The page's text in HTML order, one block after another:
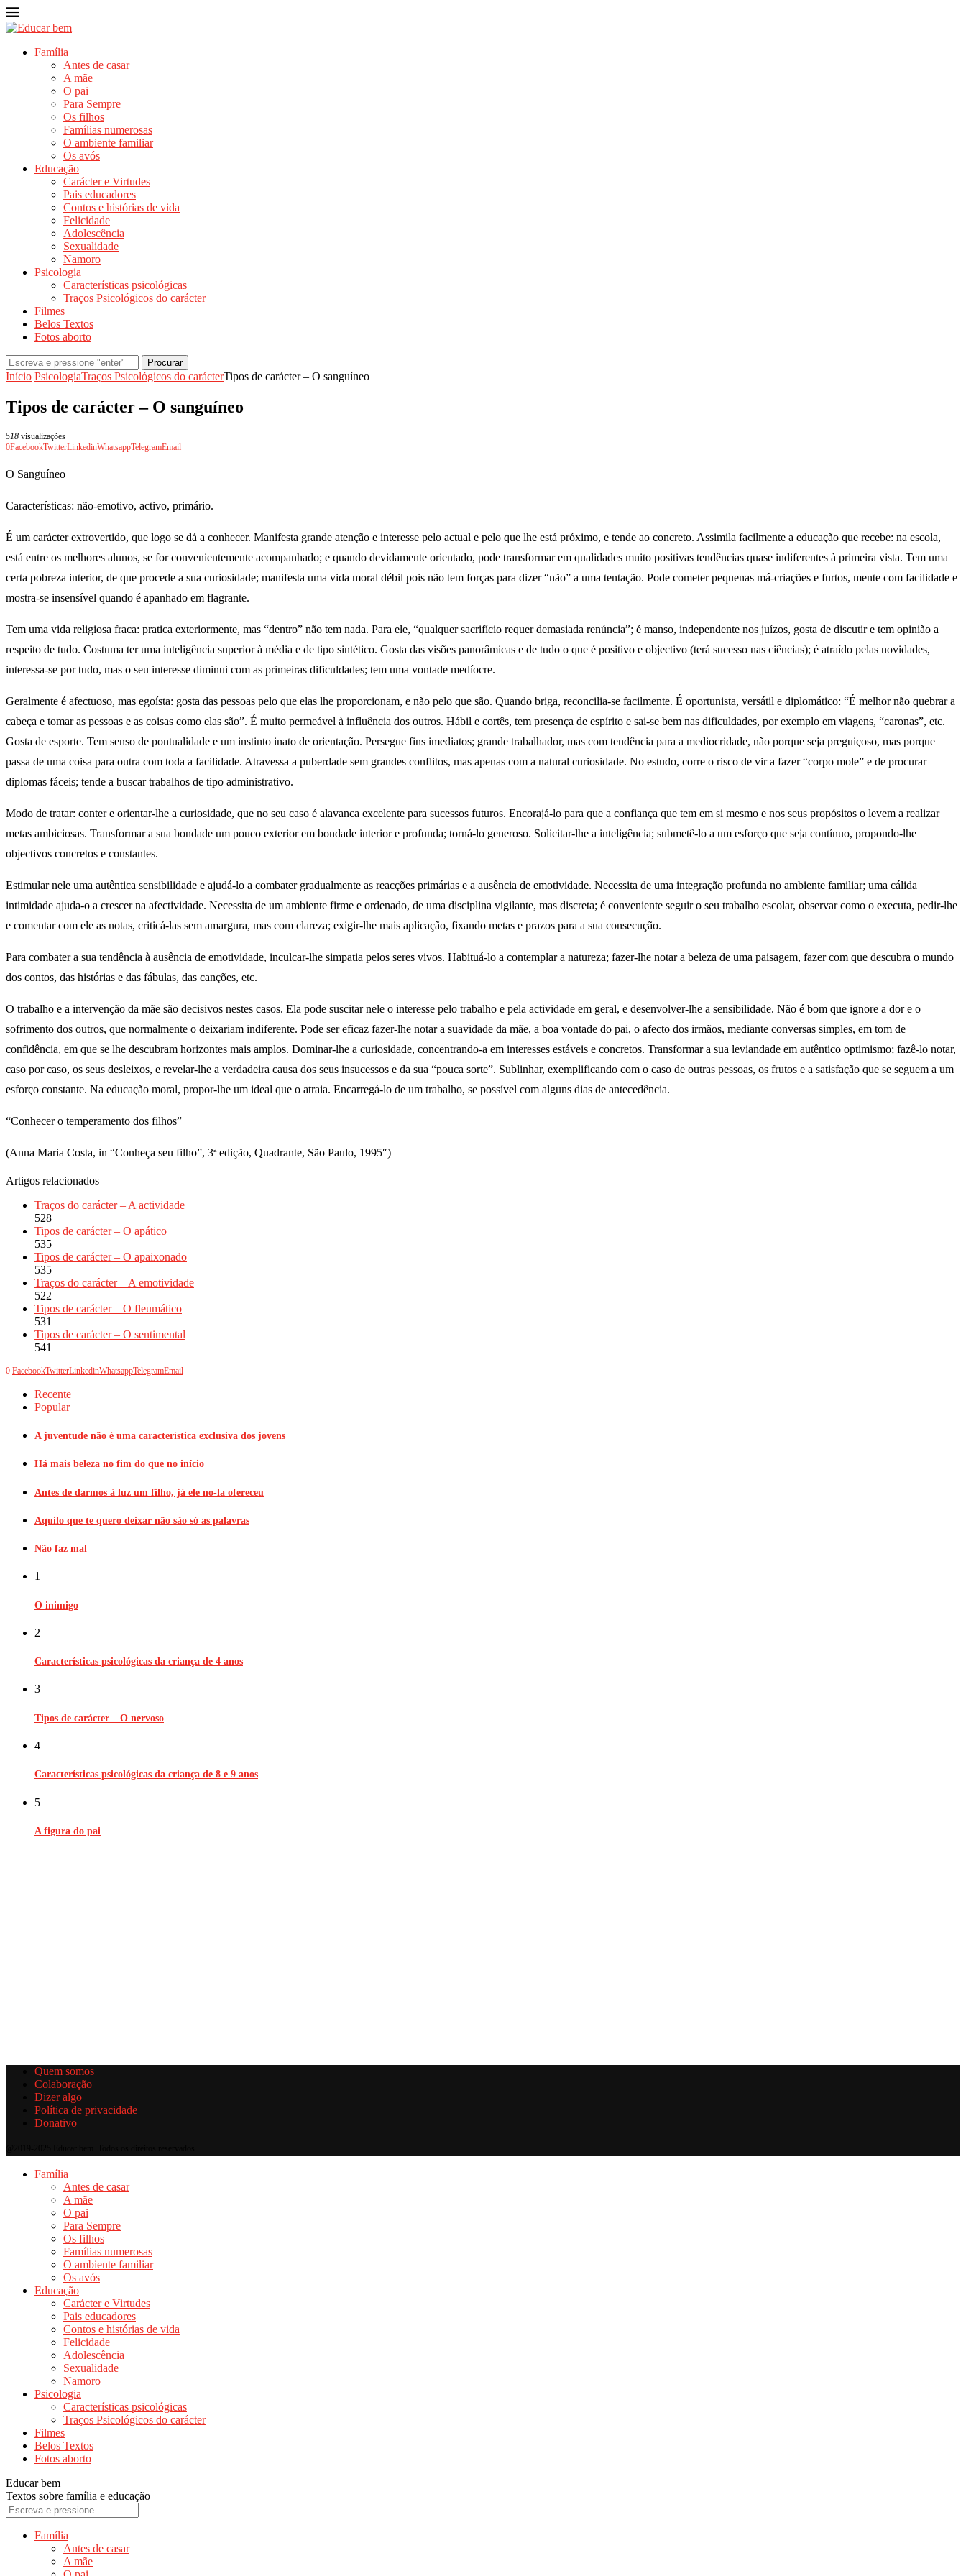
Família
Antes de casar
A mãe
O pai
Para Sempre
Os filhos
Famílias numerosas
O ambiente familiar
Os avós
Educação
Carácter e Virtudes
Pais educadores
Contos e histórias de vida
Felicidade
Adolescência
Sexualidade
Namoro
Psicologia
Características psicológicas
Traços Psicológicos do carácter
Filmes
Belos Textos
Fotos aborto
Procurar
Início PsicologiaTraços Psicológicos do carácterTipos de carácter – O sanguíneo
Tipos de carácter – O sanguíneo
518 visualizações
0FacebookTwitterLinkedinWhatsappTelegramEmail
O Sanguíneo
Características: não-emotivo, activo, primário.
É um carácter extrovertido, que logo se dá a conhecer. Manifesta grande atenção e interesse pelo actual e pelo que lhe está próximo, e tende ao concreto. Assimila facilmente a educação que recebe: na escola,
está entre os melhores alunos, se for convenientemente acompanhado; e quando devidamente orientado, pode transformar em qualidades muito positivas tendências quase indiferentes à primeira vista. Tem uma
certa pobreza interior, de que procede a sua curiosidade; manifesta uma vida moral débil pois não tem forças para dizer “não” a uma tentação. Pode cometer pequenas má-criações e furtos, mente com facilidade e
mostra-se insensível quando é apanhado em flagrante.
Tem uma vida religiosa fraca: pratica exteriormente, mas “dentro” não tem nada. Para ele, “qualquer sacrifício requer demasiada renúncia”; é manso, independente nos juízos, gosta de discutir e tem opinião a
respeito de tudo. Costuma ter uma inteligência superior à média e de tipo sintético. Gosta das visões panorâmicas e de tudo o que é positivo e objectivo (terá sucesso nas ciências); é atraído pelas novidades,
interessa-se por tudo, mas o seu interesse diminui com as primeiras dificuldades; tem uma vontade medíocre.
Geralmente é afectuoso, mas egoísta: gosta das pessoas pelo que elas lhe proporcionam, e não pelo que são. Quando briga, reconcilia-se facilmente. É oportunista, versátil e diplomático: “É melhor não quebrar a
cabeça e tomar as pessoas e as coisas como elas são”. É muito permeável à influência dos outros. Hábil e cortês, tem presença de espírito e sai-se bem nas dificuldades, por exemplo em viagens, “caronas”, etc.
Gosta de esporte. Tem senso de pontualidade e um instinto inato de orientação. Persegue fins imediatos; grande trabalhador, mas com tendência para a mediocridade, não porque seja preguiçoso, mas porque
passa de uma coisa para outra com toda a facilidade. Atravessa a puberdade sem grandes conflitos, mas apenas com a natural curiosidade. No estudo, corre o risco de vir a fazer “corpo mole” e de procurar
diplomas fáceis; tende a buscar trabalhos de tipo administrativo.
Modo de tratar: conter e orientar-lhe a curiosidade, que no seu caso é alavanca excelente para sucessos futuros. Encorajá-lo para que a confiança que tem em si mesmo e nos seus propósitos o levem a realizar
metas ambiciosas. Transformar a sua bondade um pouco exterior em bondade interior e profunda; torná-lo generoso. Solicitar-lhe a inteligência; submetê-lo a um esforço que seja contínuo, propondo-lhe
objectivos concretos e constantes.
Estimular nele uma autêntica sensibilidade e ajudá-lo a combater gradualmente as reacções primárias e a ausência de emotividade. Necessita de uma integração profunda no ambiente familiar; uma cálida
intimidade ajuda-o a crescer na afectividade. Necessita de um ambiente firme e ordenado, de uma disciplina vigilante, mas discreta; é conveniente seguir o seu trabalho escolar, observar como o executa, pedir-lhe
e comentar com ele as notas, criticá-las sem amargura, mas com clareza; exigir-lhe mais aplicação, fixando metas e prazos para a sua consecução.
Para combater a sua tendência à ausência de emotividade, inculcar-lhe simpatia pelos seres vivos. Habituá-lo a contemplar a natureza; fazer-lhe notar a beleza de uma paisagem, fazer com que descubra o mundo
dos contos, das histórias e das fábulas, das canções, etc.
O trabalho e a intervenção da mãe são decisivos nestes casos. Ela pode suscitar nele o interesse pelo trabalho e pela actividade em geral, e desenvolver-lhe a sensibilidade. Não é bom que ignore a dor e o
sofrimento dos outros, que normalmente o deixariam indiferente. Pode ser eficaz fazer-lhe notar a suavidade da mãe, a boa vontade do pai, o afecto dos irmãos, mediante conversas simples, em tom de
confidência, em que se lhe descubram horizontes mais amplos. Dominar-lhe a curiosidade, concentrando-a em interesses estáveis e concretos. Transformar a sua leviandade em autêntico optimismo; fazê-lo notar,
caso por caso, os seus desleixos, e revelar-lhe a verdadeira causa dos seus insucessos e da sua “pouca sorte”. Sublinhar, exemplificando com o caso de outras pessoas, os frutos e a satisfação que se seguem a um
esforço constante. Na educação moral, propor-lhe um ideal que o atraia. Encarregá-lo de um trabalho, se possível com alguns dias de antecedência.
“Conhecer o temperamento dos filhos”
(Anna Maria Costa, in “Conheça seu filho”, 3ª edição, Quadrante, São Paulo, 1995″)
Artigos relacionados
Traços do carácter – A actividade
528
Tipos de carácter – O apático
535
Tipos de carácter – O apaixonado
535
Traços do carácter – A emotividade
522
Tipos de carácter – O fleumático
531
Tipos de carácter – O sentimental
541
0 FacebookTwitterLinkedinWhatsappTelegramEmail
Recente
Popular
A juventude não é uma característica exclusiva dos jovens
Há mais beleza no fim do que no início
Antes de darmos à luz um filho, já ele no-la ofereceu
Aquilo que te quero deixar não são só as palavras
Não faz mal
1
O inimigo
2
Características psicológicas da criança de 4 anos
3
Tipos de carácter – O nervoso
4
Características psicológicas da criança de 8 e 9 anos
5
A figura do pai
Quem somos
Colaboração
Dizer algo
Política de privacidade
Donativo
Família
Antes de casar
A mãe
O pai
Para Sempre
Os filhos
Famílias numerosas
O ambiente familiar
Os avós
Educação
Carácter e Virtudes
Pais educadores
Contos e histórias de vida
Felicidade
Adolescência
Sexualidade
Namoro
Psicologia
Características psicológicas
Traços Psicológicos do carácter
Filmes
Belos Textos
Fotos aborto
Educar bem
Textos sobre família e educação
Família
Antes de casar
A mãe